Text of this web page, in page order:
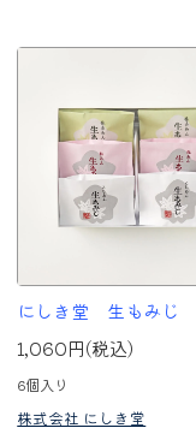
にしき堂 生もみじ
1,060円(税込)
6個入り
株式会社 にしき堂